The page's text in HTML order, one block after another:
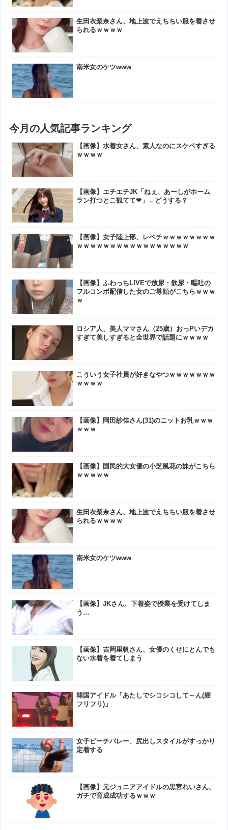
生田衣梨奈さん、地上波でえちちい服を着させ
られるｗｗｗｗ
南米女のケツwww
今月の人気記事ランキング
【画像】水着女さん、素人なのにスケベすぎる
ｗｗｗｗ
【画像】エチエチJK「ねぇ、あーしがホーム
ラン打つとこ観てて❤」←どうする？
【画像】女子陸上部、レベチｗｗｗｗｗｗｗｗ
ｗｗｗｗｗｗｗｗｗｗｗｗｗｗｗｗｗ
【画像】ふわっちLIVEで放尿・飲尿・嘔吐の
フルコンボ配信した女のご尊顔がこちらｗｗｗ
ｗ
ロシア人、美人ママさん（25歳）おっPいデカ
すぎて美しすぎると全世界で話題にｗｗｗｗ
こういう女子社員が好きなやつｗｗｗｗｗｗｗ
ｗｗｗｗ
【画像】岡田紗佳さん(31)のニットお乳ｗｗｗ
ｗｗｗ
【画像】国民的大女優の小芝風花の妹がこちら
ｗｗｗｗｗ
生田衣梨奈さん、地上波でえちちい服を着させ
られるｗｗｗｗ
南米女のケツwww
【画像】JKさん、下着姿で授業を受けてしま
う…
【画像】吉岡里帆さん、女優のくせにとんでも
ない水着を着てしまう
韓国アイドル「あたしでシコシコして～ん(腰
フリフリ)」
女子ビーチバレー、尻出しスタイルがすっかり
定着する
【画像】元ジュニアアイドルの黒宮れいさん、
ガチで育成成功するｗｗｗ